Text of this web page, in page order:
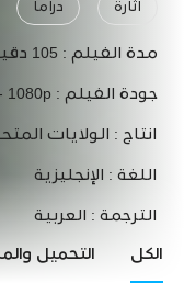
اثارة دراما
مدة الفيلم : 105 دقيقة
جودة الفيلم : 1080p
انتاج : الولايات
اللغة : الإنجليزية
الترجمة : العربية
الكل التحميل